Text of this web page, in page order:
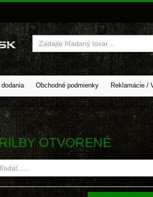
Vyhľadať
dodania Obchodné podmienky Reklamácie /
OTVORENÉ